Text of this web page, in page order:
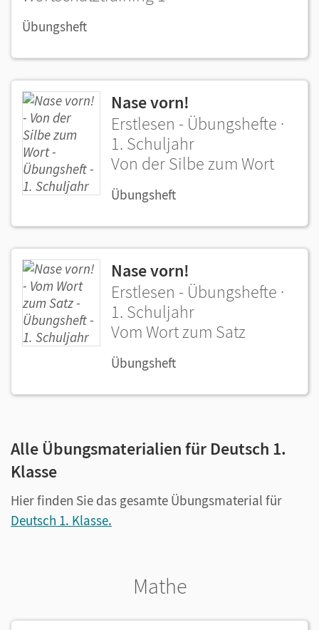
Übungsheft
Nase vorn!
Erstlesen - Übungshefte ·
1. Schuljahr
Von der Silbe zum Wort
Übungsheft
Nase vorn!
Erstlesen - Übungshefte ·
1. Schuljahr
Vom Wort zum Satz
Übungsheft
Alle Übungsmaterialien für Deutsch 1.
Klasse
Hier finden Sie das gesamte Übungsmaterial für
Deutsch 1. Klasse.
Mathe